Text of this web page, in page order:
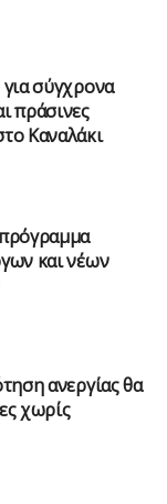
σύγχρονα
πράσινες
Καναλάκι
και νέων
ανεργίας θα
χωρίς